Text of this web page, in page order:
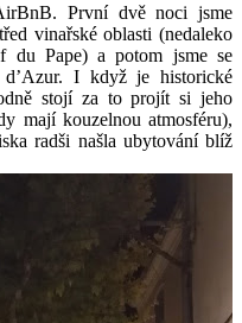
První dvě noci jsme
vinařské oblasti (nedaleko
du Pape) a potom jsme se
I když je historické
stojí za to projít si jeho
mají kouzelnou atmosféru),
radši našla ubytování blíž